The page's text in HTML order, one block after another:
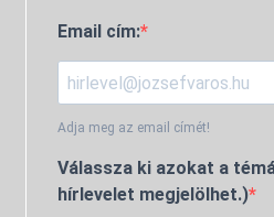
Email cím:
Adja meg az email címét!
Válassza ki azokat a
hírlevelet megjelölhet.)